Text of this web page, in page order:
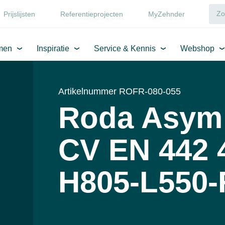
Prijslijsten Referentieprojecten MyZehnder
Inspiratie Service & Kennis Webshop
Artikelnummer ROFR-080-055
Roda
CV EN 442
H805-